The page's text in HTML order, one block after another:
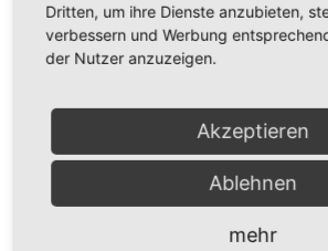
Dritten, um ihre Dienste anzubieten,
verbessern und Werbung
der Nutzer anzuzeigen.
Akzeptieren
Ablehnen
mehr